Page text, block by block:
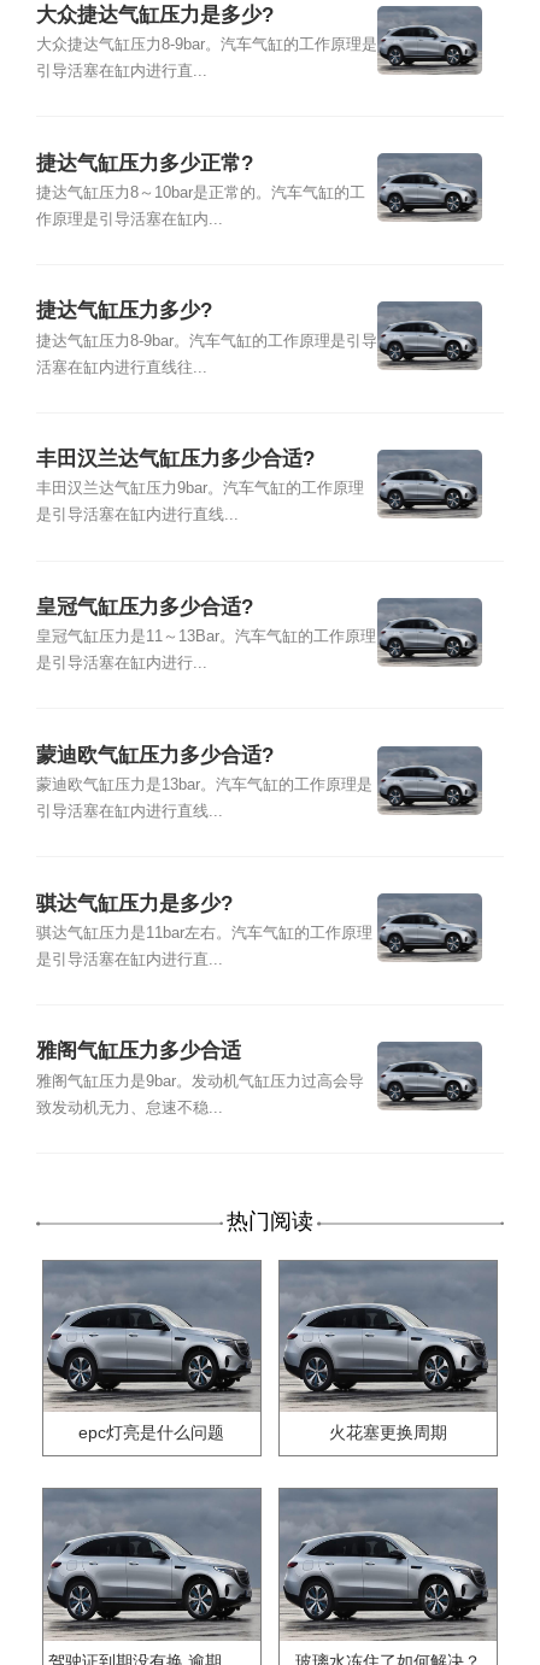
大众捷达气缸压力是多少?
大众捷达气缸压力8-9bar。汽车气缸的工作原理是
引导活塞在缸内进行直...
捷达气缸压力多少正常?
捷达气缸压力8～10bar是正常的。汽车气缸的工
作原理是引导活塞在缸内...
捷达气缸压力多少?
捷达气缸压力8-9bar。汽车气缸的工作原理是引导
活塞在缸内进行直线往...
丰田汉兰达气缸压力多少合适?
丰田汉兰达气缸压力9bar。汽车气缸的工作原理
是引导活塞在缸内进行直线...
皇冠气缸压力多少合适?
皇冠气缸压力是11～13Bar。汽车气缸的工作原理
是引导活塞在缸内进行...
蒙迪欧气缸压力多少合适?
蒙迪欧气缸压力是13bar。汽车气缸的工作原理是
引导活塞在缸内进行直线...
骐达气缸压力是多少?
骐达气缸压力是11bar左右。汽车气缸的工作原理
是引导活塞在缸内进行直...
雅阁气缸压力多少合适
雅阁气缸压力是9bar。发动机气缸压力过高会导
致发动机无力、怠速不稳...
热门阅读
epc灯亮是什么问题 火花塞更换周期